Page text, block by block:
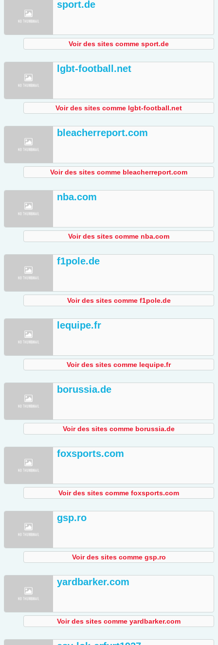
sport.de
Voir des sites comme sport.de
lgbt-football.net
Voir des sites comme lgbt-football.net
bleacherreport.com
Voir des sites comme bleacherreport.com
nba.com
Voir des sites comme nba.com
f1pole.de
Voir des sites comme f1pole.de
lequipe.fr
Voir des sites comme lequipe.fr
borussia.de
Voir des sites comme borussia.de
foxsports.com
Voir des sites comme foxsports.com
gsp.ro
Voir des sites comme gsp.ro
yardbarker.com
Voir des sites comme yardbarker.com